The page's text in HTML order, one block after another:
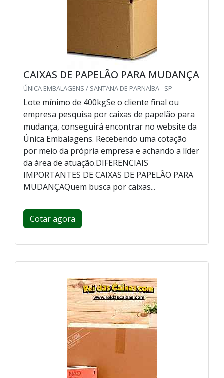
CAIXAS DE PAPELÃO PARA MUDANÇA
ÚNICA EMBALAGENS / SANTANA DE PARNAÍBA - SP
Lote mínimo de 400kgSe o cliente final ou
empresa pesquisa por caixas de papelão para
mudança, conseguirá encontrar no website da
Única Embalagens. Recebendo uma cotação
por meio da própria empresa e achando a líder
da área de atuação.DIFERENCIAIS
IMPORTANTES DE CAIXAS DE PAPELÃO PARA
MUDANÇAQuem busca por caixas...
Cotar agora